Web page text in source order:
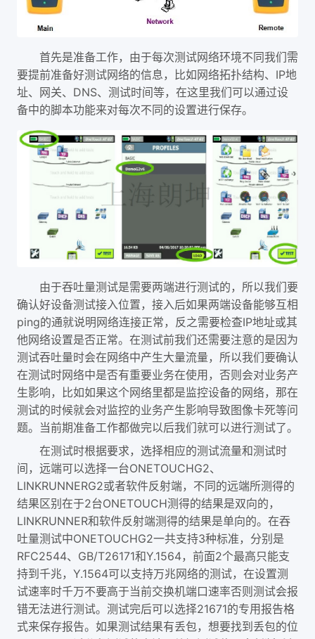
首先是准备工作，由于每次测试网络环境不同我们需
要提前准备好测试网络的信息，比如网络拓扑结构、 IP地
址、网关、 DNS、测试时间等，在这里我们可以通过设
备中的脚本功能来对每次不同的设置进行保存。
由于吞吐量测试是需要两端进行测试的，所以我们要
确认好设备测试接入位置，接入后如果两端设备能够互相
ping的通就说明网络连接正常，反之需要检查IP地址或其
他网络设置是否正常。在测试前我们还需要注意的是因为
测试吞吐量时会在网络中产生大量流量，所以我们要确认
在测试时网络中是否有重要业务在使用，否则会对业务产
生影响，比如如果这个网络里都是监控设备的网络，那在
测试的时候就会对监控的业务产生影响导致图像卡死等问
题。当前期准备工作都做完以后我们就可以进行测试了。
在测试时根据要求，选择相应的测试流量和测试时
间，远端可以选择一台ONETOUCHG2、
LINKRUNNERG2或者软件反射端，不同的远端所测得的
结果区别在于2台ONETOUCH测得的结果是双向的，
LINKRUNNER和软件反射端测得的结果是单向的。在吞
吐量测试中ONETOUCHG2一共支持3种标准，分别是
RFC2544、 GB/T26171和Y.1564，前面2个最高只能支
持到千兆， Y.1564可以支持万兆网络的测试，在设置测
试速率时千万不要高于当前交换机端口速率否则测试会报
错无法进行测试。测试完后可以选择21671的专用报告格
式来保存报告。如果测试结果有丢包，想要找到丢包的位